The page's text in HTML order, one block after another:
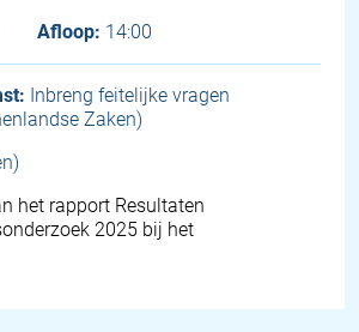
Afloop: 14:00
Inbreng feitelijke vragen
Zaken)
het rapport Resultaten
2025 bij het